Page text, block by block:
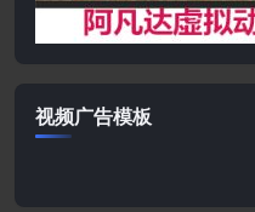
视频广告模板